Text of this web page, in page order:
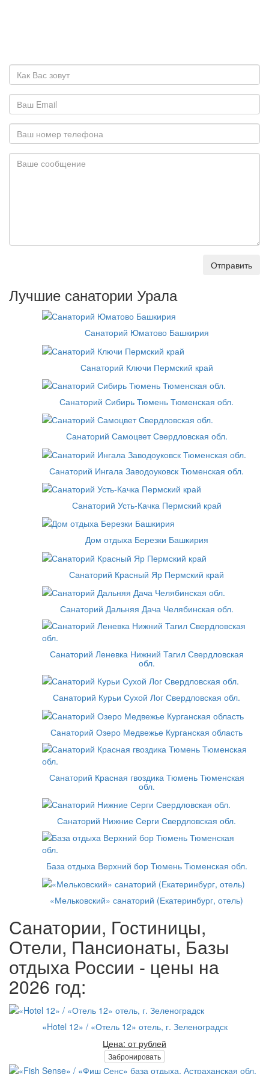
Отправить
Лучшие санатории Урала
Санаторий Юматово Башкирия
Санаторий Ключи Пермский край
Санаторий Сибирь Тюмень Тюменская обл.
Санаторий Самоцвет Свердловская обл.
Санаторий Ингала Заводоуковск Тюменская обл.
Санаторий Усть-Качка Пермский край
Дом отдыха Березки Башкирия
Санаторий Красный Яр Пермский край
Санаторий Дальняя Дача Челябинская обл.
Санаторий Леневка Нижний Тагил Свердловская
обл.
Санаторий Курьи Сухой Лог Свердловская обл.
Санаторий Озеро Медвежье Курганская область
Санаторий Красная гвоздика Тюмень Тюменская
обл.
Санаторий Нижние Серги Свердловская обл.
База отдыха Верхний бор Тюмень Тюменская обл.
«Мельковский» санаторий (Екатеринбург, отель)
Санатории, Гостиницы,
Отели, Пансионаты, Базы
отдыха России - цены на
2026 год:
«Hotel 12» / «Отель 12» отель, г. Зеленоградск
Цена: от рублей
Забронировать